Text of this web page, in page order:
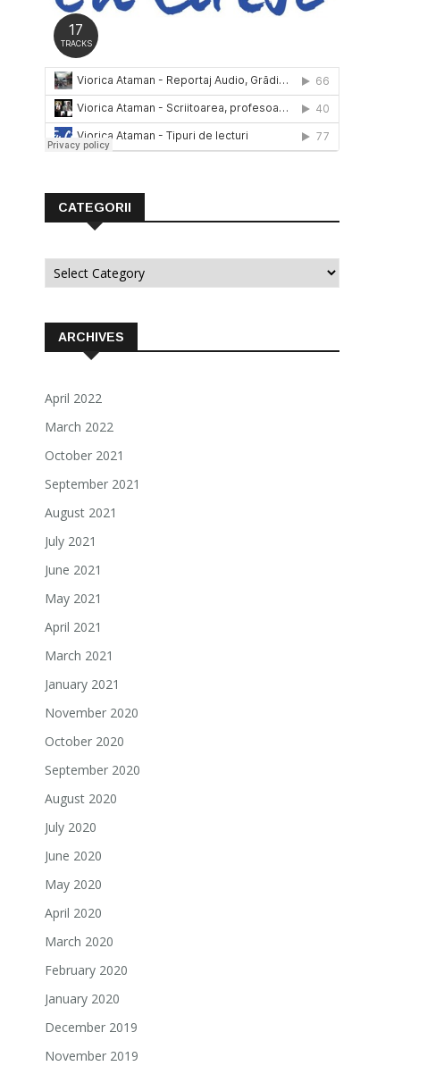
CATEGORII
Categorii
ARCHIVES
April 2022
March 2022
October 2021
September 2021
August 2021
July 2021
June 2021
May 2021
April 2021
March 2021
January 2021
November 2020
October 2020
September 2020
August 2020
July 2020
June 2020
May 2020
April 2020
March 2020
February 2020
January 2020
December 2019
November 2019